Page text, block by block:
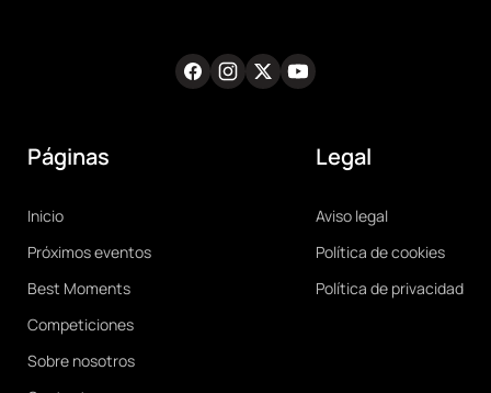
RRSS
FacebookInstagram
TwitterYoutube
Páginas
Main
navigation
Inicio
Próximos eventos
Best Moments
Competiciones
Sobre nosotros
Legal
Legal
Aviso legal
Política de cookies
Política de privacidad